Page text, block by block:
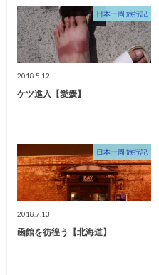
日本一周 旅行記
2018.5.12
ケツ進入【愛媛】
日本一周 旅行記
2018.7.13
函館を彷徨う【北海道】